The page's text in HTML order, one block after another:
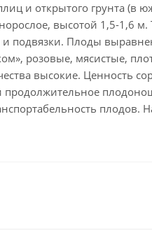
и открытого грунта (в
высотой 1,5-1,6 м.
и подвязки. Плоды
розовые, мясистые,
высокие. Ценность
продолжительное
плодов.